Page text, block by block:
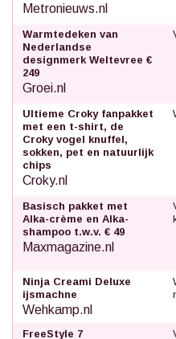
Metronieuws.nl
Warmtedeken van
Nederlandse
designmerk Weltevree €
249
Groei.nl
Ultieme Croky fanpakket
met een t-shirt, de
Croky vogel knuffel,
sokken, pet en natuurlijk
chips
Croky.nl
Basisch pakket met
Alka-crème en Alka-
shampoo t.w.v. € 49
Maxmagazine.nl
Ninja Creami Deluxe
ijsmachne
Wehkamp.nl
FreeStyle 7